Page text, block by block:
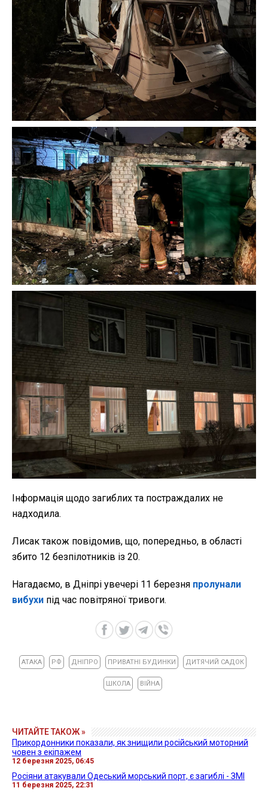
Інформація щодо загиблих та постраждалих не
надходила.
Лисак також повідомив, що, попередньо, в області
збито 12 безпілотників із 20.
Нагадаємо, в Дніпрі увечері 11 березня пролунали
вибухи під час повітряної тривоги.
АТАКА РФ ДНІПРО ПРИВАТНІ БУДИНКИ ДИТЯЧИЙ САДОК
ШКОЛА ВІЙНА
ЧИТАЙТЕ ТАКОЖ »
Прикордонники показали, як знищили російський моторний
човен з екіпажем
12 березня 2025, 06:45
Росіяни атакували Одеський морський порт, є загиблі - ЗМІ
11 березня 2025, 22:31